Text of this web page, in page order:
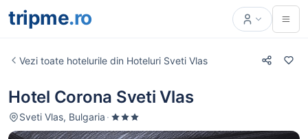
tripme.ro
Vezi toate hotelurile din Hoteluri Sveti Vlas
Hotel Corona Sveti Vlas
Sveti Vlas, Bulgaria ·